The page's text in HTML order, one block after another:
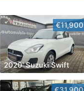
€11,900
2020' Suzuki Swift